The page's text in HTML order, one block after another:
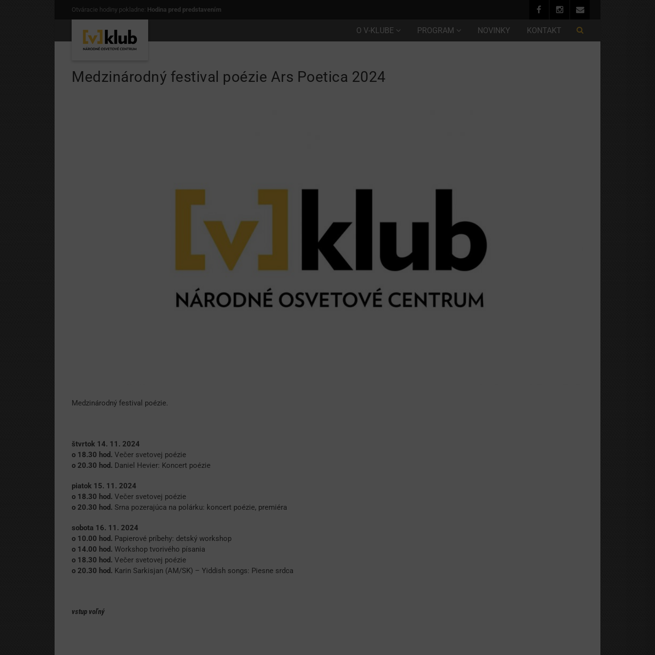
Otváracie hodiny pokladne: Hodina pred predstavením
O V-KLUBE PROGRAM NOVINKY KONTAKT
Medzinárodný festival poézie Ars Poetica 2024
Medzinárodný festival poézie.
štvrtok 14. 11. 2024
o 18.30 hod. Večer svetovej poézie
o 20.30 hod. Daniel Hevier: Koncert poézie
piatok 15. 11. 2024
o 18.30 hod. Večer svetovej poézie
o 20.30 hod. Srna pozerajúca na polárku: koncert poézie, premiéra
sobota 16. 11. 2024
o 10.00 hod. Papierové príbehy: detský workshop
o 14.00 hod. Workshop tvorivého písania
o 18.30 hod. Večer svetovej poézie
o 20.30 hod. Karin Sarkisjan (AM/SK) – Yiddish songs: Piesne srdca
vstup voľný